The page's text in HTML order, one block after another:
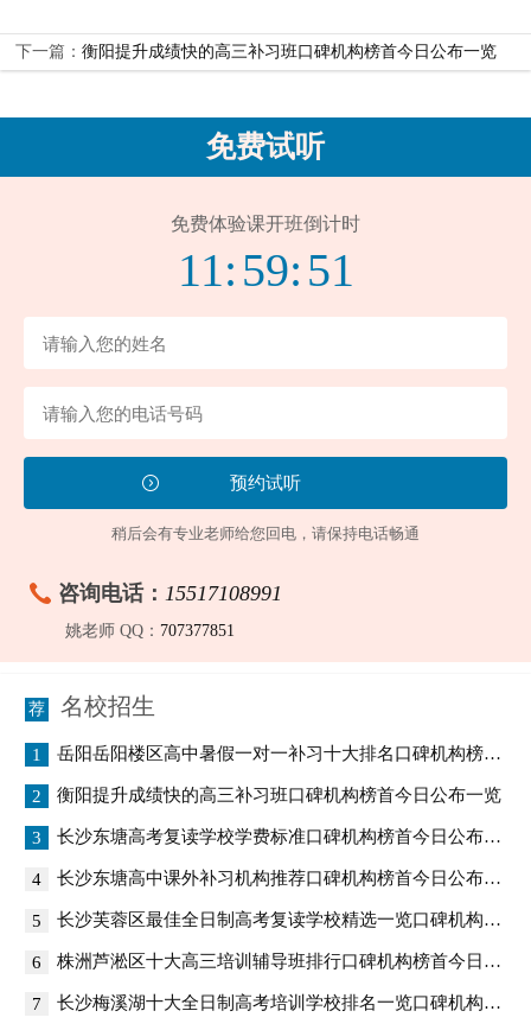
下一篇：衡阳提升成绩快的高三补习班口碑机构榜首今日公布一览
免费试听
免费体验课开班倒计时
11: 59: 51
稍后会有专业老师给您回电，请保持电话畅通
咨询电话： 15517108991
姚老师 QQ： 707377851
名校招生
1 岳阳岳阳楼区高中暑假一对一补习十大排名口碑机构榜首今日公布一览
2 衡阳提升成绩快的高三补习班口碑机构榜首今日公布一览
3 长沙东塘高考复读学校学费标准口碑机构榜首今日公布一览
4 长沙东塘高中课外补习机构推荐口碑机构榜首今日公布一览
5 长沙芙蓉区最佳全日制高考复读学校精选一览口碑机构榜首今日公布一览
6 株洲芦淞区十大高三培训辅导班排行口碑机构榜首今日公布一览
7 长沙梅溪湖十大全日制高考培训学校排名一览口碑机构榜首今日公布一览